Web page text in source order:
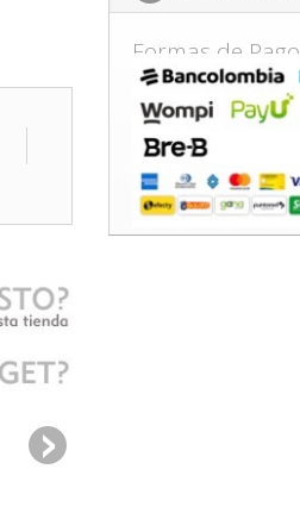
Formas de Pago